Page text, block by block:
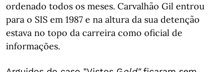
ordenado todos os meses. Carvalhão Gil entrou
para o SIS em 1987 e na altura da sua detenção
estava no topo da carreira como oficial de
informações.